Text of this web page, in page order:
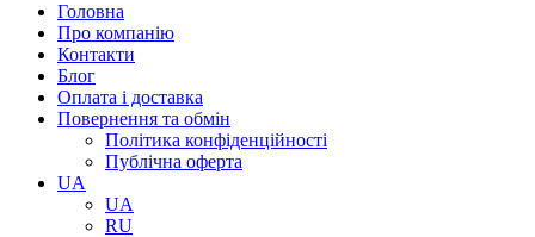
Головна
Про компанію
Контакти
Блог
Оплата і доставка
Повернення та обмін
Політика конфіденційності
Публічна оферта
UA
UA
RU